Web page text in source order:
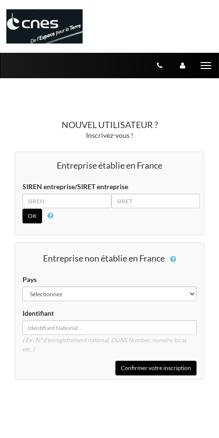
NOUVEL UTILISATEUR ?
Inscrivez-vous !
Entreprise établie en France
SIREN entreprise/SIRET entreprise
SIREN
SIRET
Entreprise non établie en France
Pays
Identifiant
( Ex : N° d'enregistrement national, DUNSNumber, numéro local,
etc. )